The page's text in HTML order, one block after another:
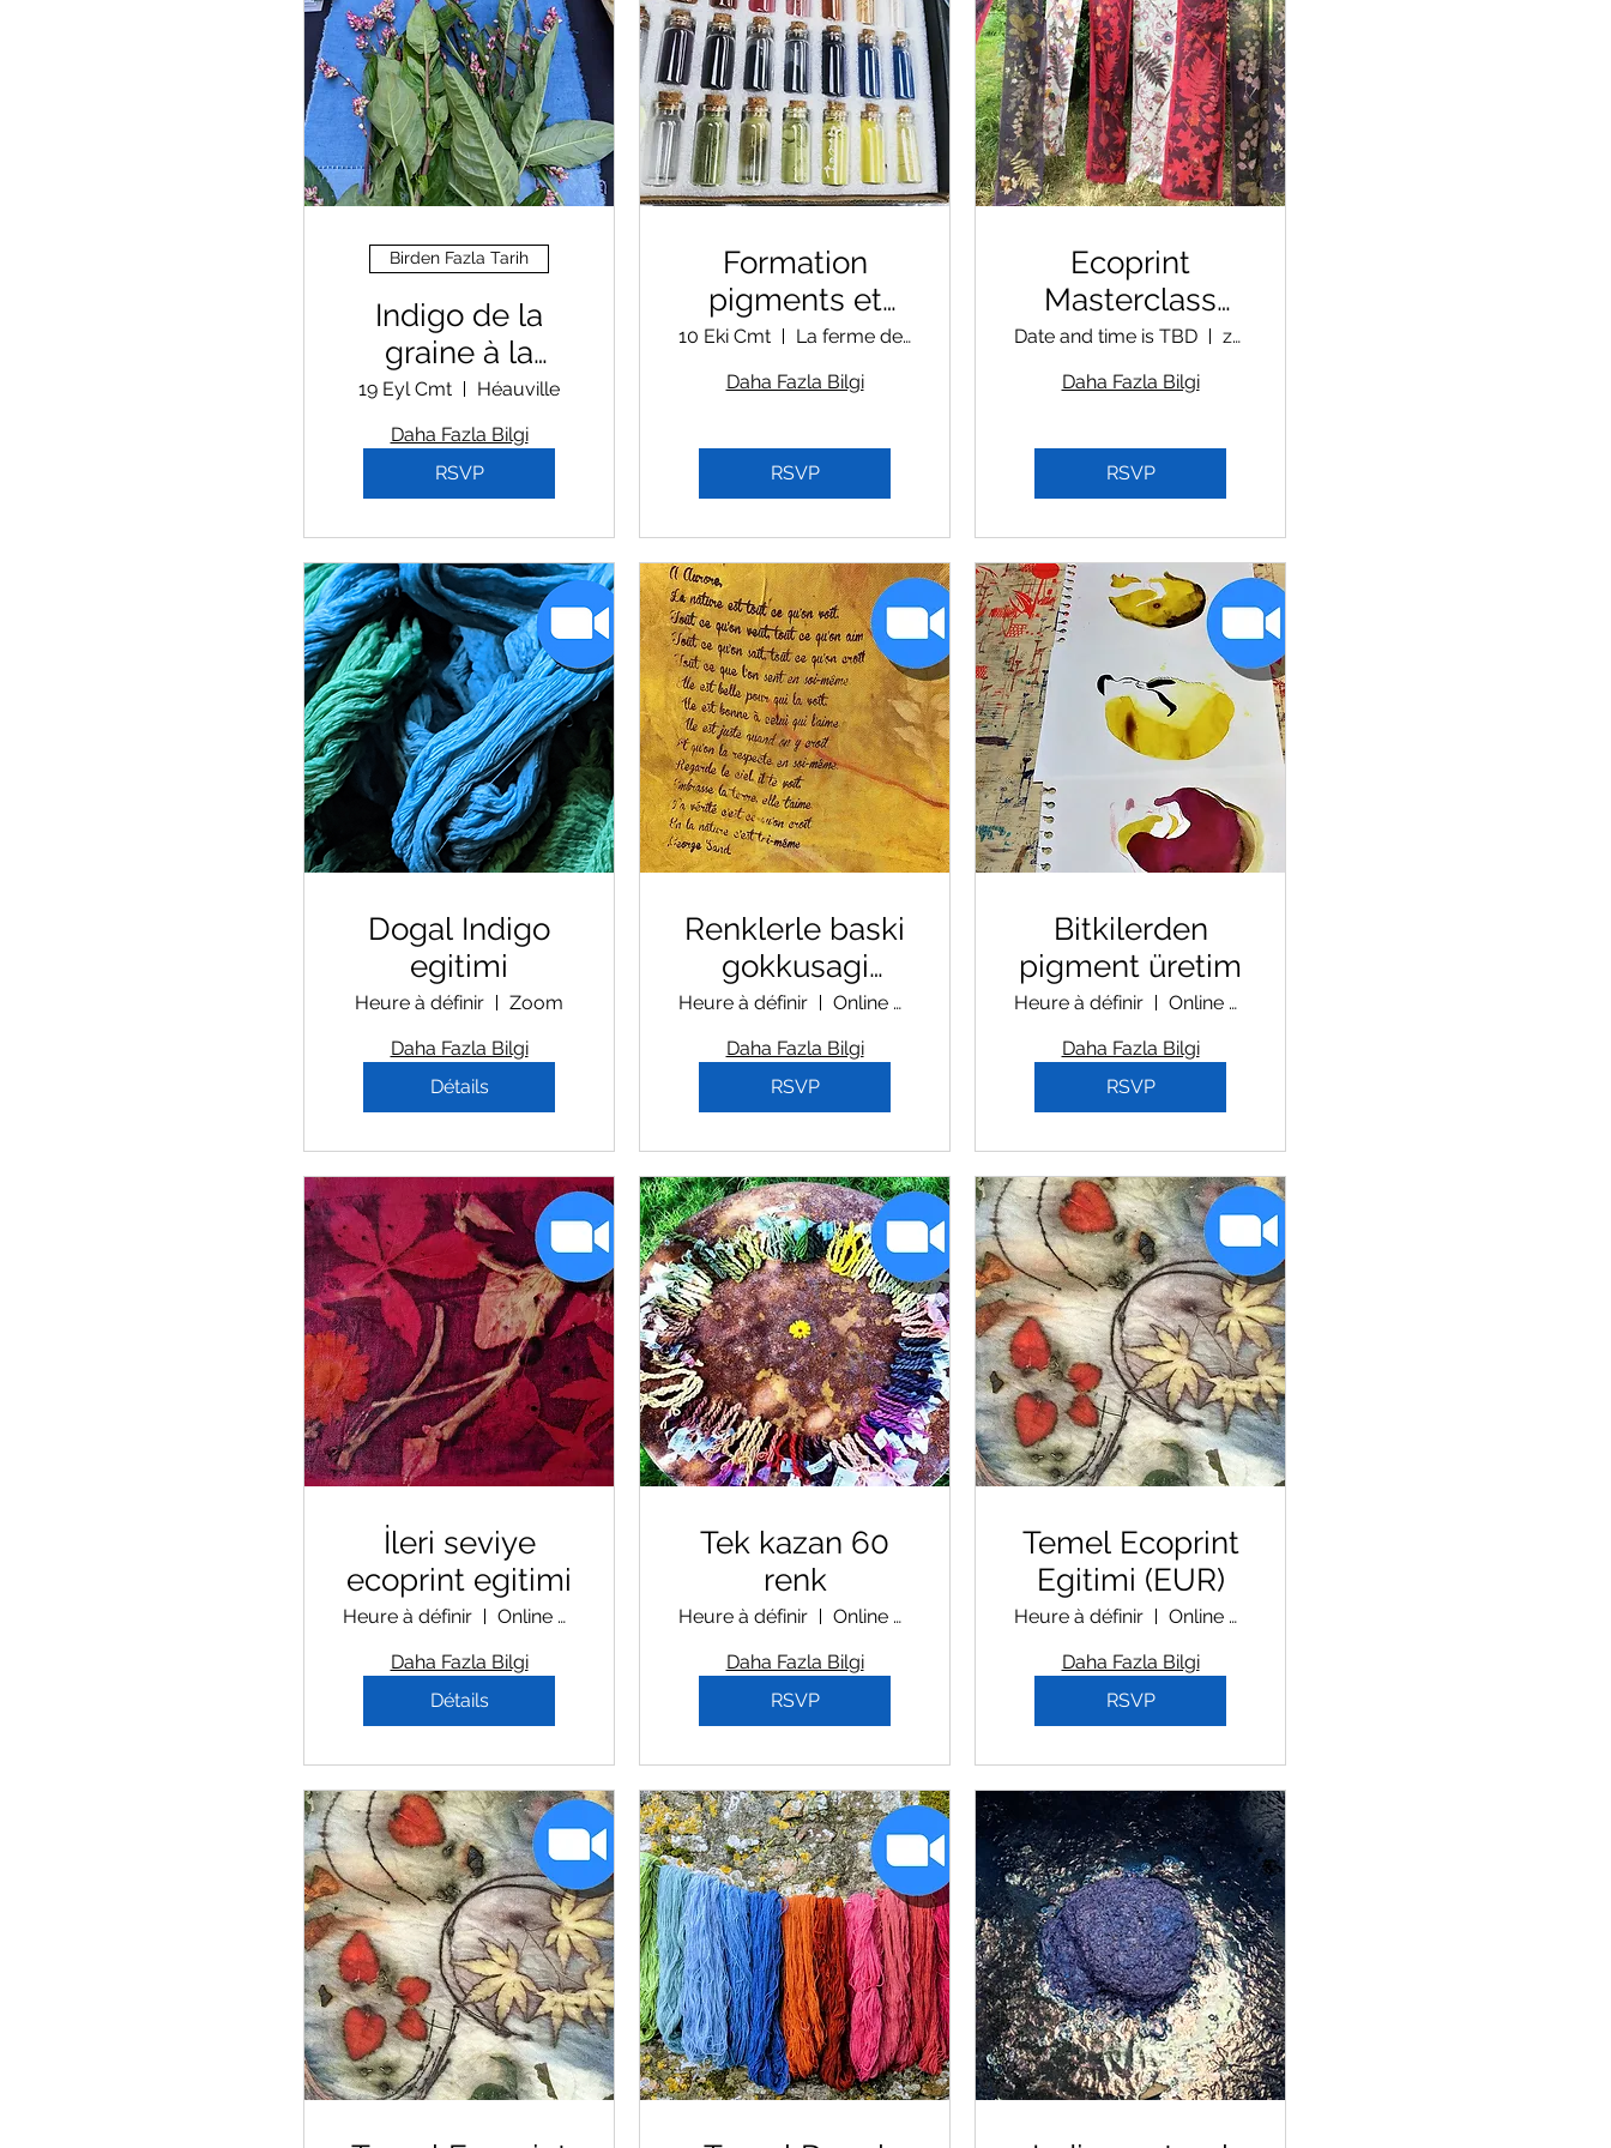
Birden Fazla Tarih
Indigo de la
graine à la
couleurs
19 Eyl Cmt
Héauville
Daha Fazla Bilgi
RSVP
Formation
pigments et
encres
naturelles
'couleurs
vivantes' 10/11
10 Eki Cmt
La ferme des 1000 couleurs
Daha Fazla Bilgi
RSVP
Ecoprint
Masterclass
online
Date and time is TBD
zoom
Daha Fazla Bilgi
RSVP
Dogal Indigo
egitimi
Heure à définir
Zoom
Daha Fazla Bilgi
Détails
Renklerle baski
gokkusagi
atolyesi
Heure à définir
Online Zoom Workshop
Daha Fazla Bilgi
RSVP
Bitkilerden
pigment üretim
Heure à définir
Online Zoom Workshop
Daha Fazla Bilgi
RSVP
İleri seviye
ecoprint egitimi
Heure à définir
Online Zoom Workshop
Daha Fazla Bilgi
Détails
Tek kazan 60
renk
Heure à définir
Online Zoom Workshop
Daha Fazla Bilgi
RSVP
Temel Ecoprint
Egitimi (EUR)
Heure à définir
Online Zoom Workshop
Daha Fazla Bilgi
RSVP